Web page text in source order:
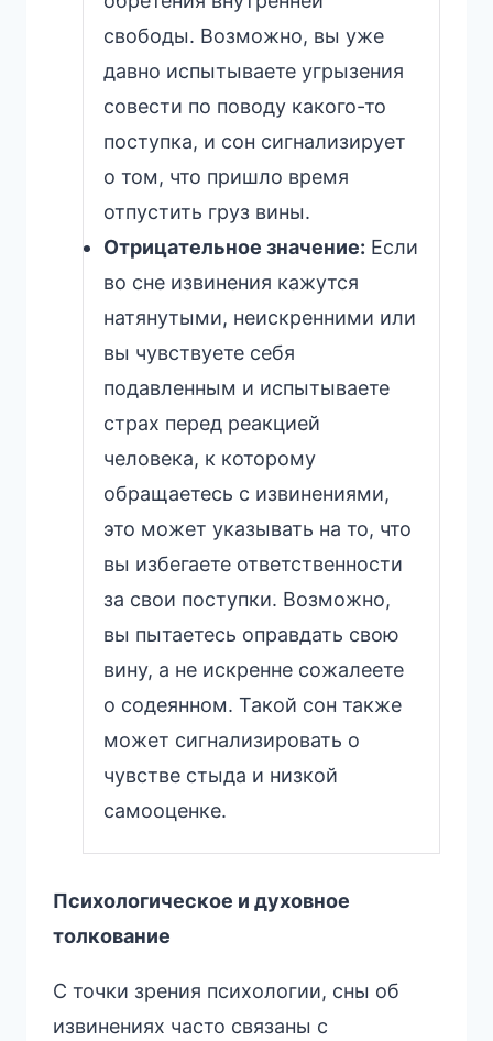
свободы. Возможно, вы уже
давно испытываете угрызения
совести по поводу какого-то
поступка, и сон сигнализирует
о том, что пришло время
отпустить груз вины.
Отрицательное значение: Если
во сне извинения кажутся
натянутыми, неискренними или
вы чувствуете себя
подавленным и испытываете
страх перед реакцией
человека, к которому
обращаетесь с извинениями,
это может указывать на то, что
вы избегаете ответственности
за свои поступки. Возможно,
вы пытаетесь оправдать свою
вину, а не искренне сожалеете
о содеянном. Такой сон также
может сигнализировать о
чувстве стыда и низкой
самооценке.
Психологическое и духовное
толкование
С точки зрения психологии, сны об
извинениях часто связаны с